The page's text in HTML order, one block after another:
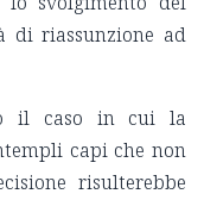
di riassunzione ad
il caso in cui la
capi che non
risulterebbe